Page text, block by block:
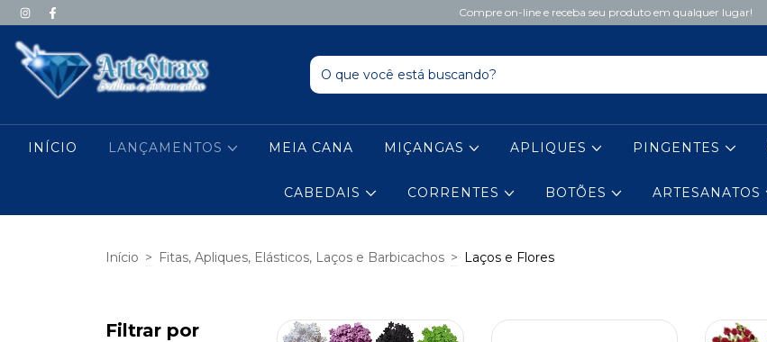
Compre on-line e receba seu produto em qualquer lugar!
INÍCIO LANÇAMENTOS MEIA CANA MIÇANGAS APLIQUES PINGENTES
CABEDAIS CORRENTES BOTÕES ARTESANATOS
Início > Fitas, Apliques, Elásticos, Laços e Barbicachos > Laços e Flores
Filtrar por